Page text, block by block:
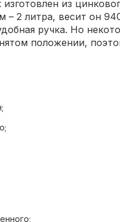
из
– 2 литра, весит он
ручка. Но
положении,